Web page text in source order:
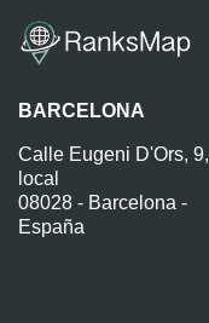
BARCELONA
Calle Eugeni D'Ors, 9,
local
08028 - Barcelona -
España